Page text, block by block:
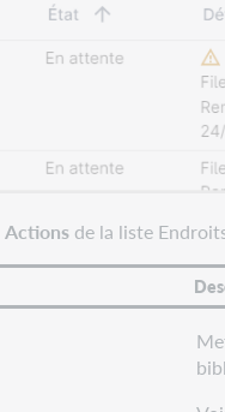
Actions de la liste